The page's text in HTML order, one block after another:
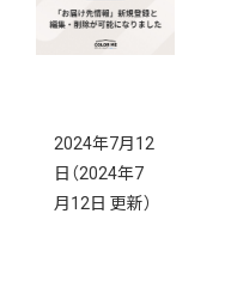
2024年7月12
日 （2024年7
月12日 更新）